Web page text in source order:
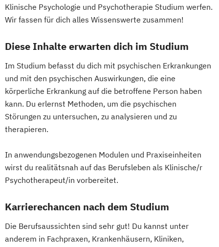
Klinische Psychologie und Psychotherapie Studium werfen.
Wir fassen für dich alles Wissenswerte zusammen!
Diese Inhalte erwarten dich im Studium
Im Studium befasst du dich mit psychischen Erkrankungen
und mit den psychischen Auswirkungen, die eine
körperliche Erkrankung auf die betroffene Person haben
kann. Du erlernst Methoden, um die psychischen
Störungen zu untersuchen, zu analysieren und zu
therapieren.
In anwendungsbezogenen Modulen und Praxiseinheiten
wirst du realitätsnah auf das Berufsleben als Klinische/r
Psychotherapeut/in vorbereitet.
Karrierechancen nach dem Studium
Die Berufsaussichten sind sehr gut! Du kannst unter
anderem in Fachpraxen, Krankenhäusern, Kliniken,